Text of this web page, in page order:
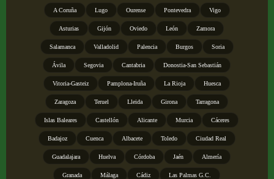
A Coruña Lugo Ourense Pontevedra Vigo
Asturias Gijón Oviedo León Zamora
Salamanca Valladolid Palencia Burgos Soria
Ávila Segovia Cantabria Donostia-San Sebastián
Vitoria-Gasteiz Pamplona-Iruña La Rioja Huesca
Zaragoza Teruel Lleida Girona Tarragona
Islas Baleares Castellón Alicante Murcia Cáceres
Badajoz Cuenca Albacete Toledo Ciudad Real
Guadalajara Huelva Córdoba Jaén Almería
Granada Málaga Cádiz Las Palmas G.C.